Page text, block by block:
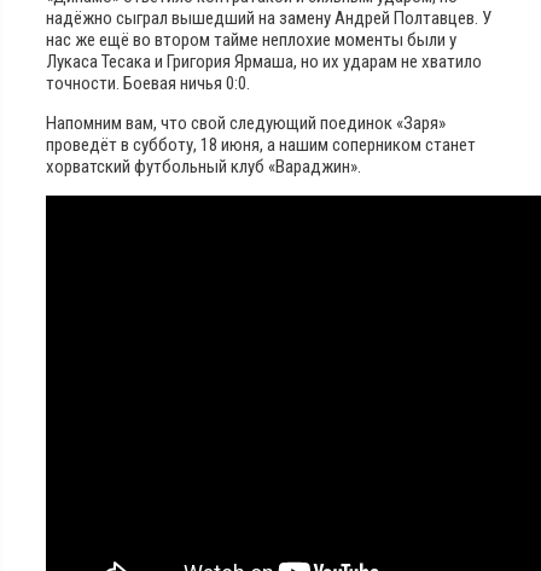
надёжно сыграл вышедший на замену Андрей Полтавцев. У
нас же ещё во втором тайме неплохие моменты были у
Лукаса Тесака и Григория Ярмаша, но их ударам не хватило
точности. Боевая ничья 0:0.
Напомним вам, что свой следующий поединок «Заря»
проведёт в субботу, 18 июня, а нашим соперником станет
хорватский футбольный клуб «Вараджин».